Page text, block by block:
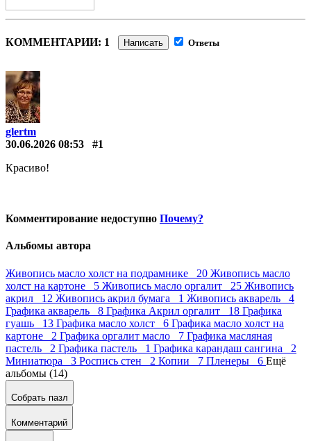
КОММЕНТАРИИ: 1 Написать Ответы
glertm
30.06.2026 08:53
#1
Красиво!
Комментирование недоступно Почему?
Альбомы автора
Живопись масло холст на подрамнике 20 Живопись масло
холст на картоне 5 Живопись масло оргалит 25 Живопись
акрил 12 Живопись акрил бумага 1 Живопись акварель 4
Графика акварель 8 Графика Акрил оргалит 18 Графика
гуашь 13 Графика масло холст 6 Графика масло холст на
картоне 2 Графика оргалит масло 7 Графика масляная
пастель 2 Графика пастель 1 Графика карандаш сангина 2
Миниатюра 3 Роспись стен 2 Копии 7 Пленеры 6 Ещё
альбомы (14)
Собрать пазл
Комментарий